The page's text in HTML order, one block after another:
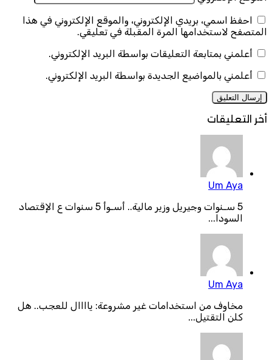
احفظ اسمي، بريدي الإلكتروني، والموقع الإلكتروني في هذا
المتصفح لاستخدامها المرة المقبلة في تعليقي.
أعلمني بمتابعة التعليقات بواسطة البريد الإلكتروني.
أعلمني بالمواضيع الجديدة بواسطة البريد الإلكتروني.
أخر التعليقات
Um Aya
5 سـنوات وجيريل وزير مالية.. أسـوأ 5 سنوات ع الإقتصاد
السودا...
Um Aya
مخاوف من استخدامات غير مشروعة: ياااال للعجب.. هل
كلن التقتيل...